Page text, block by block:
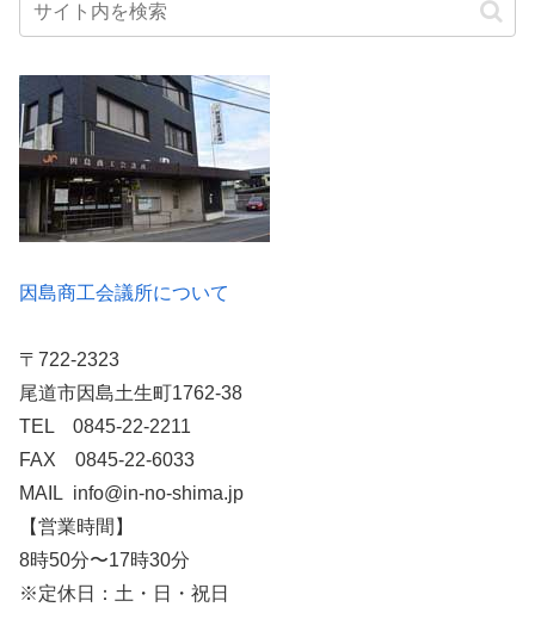
因島商工会議所について
〒722-2323
尾道市因島土生町1762-38
TEL 0845-22-2211
FAX 0845-22-6033
MAIL info@in-no-shima.jp
【営業時間】
8時50分〜17時30分
※定休日：土・日・祝日